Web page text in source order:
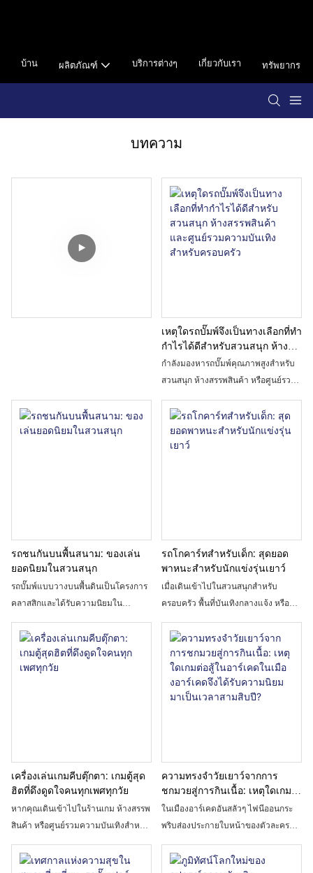
บ้าน ผลิตภัณฑ์ บริการต่างๆ เกี่ยวกับเรา ทรัพยากร
บทความ
เหตุใดรถบั๊มพ์จึงเป็นทางเลือกที่ทำ
กำไรได้ดีสำหรับสวนสนุก ห้าง
สรรพสินค้า และศูนย์รวมความ
บันเทิงสำหรับครอบครัว
กำลังมองหารถบั๊มพ์คุณภาพสูงสำหรับ
สวนสนุก ห้างสรรพสินค้า หรือศูนย์รวม
อยู่ใช่ไหม? เรียนรู้ว่าทำไมรถบั๊มพ์ไฟฟ้า
จึงเป็นเครื่องเล่นที่ทำกำไร ปลอดภัย
และดึงดูดใจ และวิธีการเลือกผู้ผลิตที่
รถชนกันบนพื้นสนาม: ของเล่น
ยอดนิยมในสวนสนุก
รถบั๊มพ์แบบวางบนพื้นดินเป็นโครงการ
คลาสสิกและได้รับความนิยมใน
เทคโนโลยีหลักในการออกแบบระบบ
จ่ายไฟจากพื้นดินเพื่อก้าวข้ามข้อจำกัด
ด้านการใช้งานและประสบการณ์ของรถ
การเล่นเกมที่สมจริงให้กับครอบครัวและ
เยาวชนเท่านั้น แต่ยังเป็นเครื่องมือสร้าง
รายได้สำหรับสวนสนุกในร่มและกลาง
แจ้งด้วยคุณลักษณะของการบำรุงรักษา
ลูกค้าอย่างรวดเร็ว จึงเป็นโครงการที่ผู้
รถโกคาร์ทสำหรับเด็ก: สุดยอด
พาหนะสำหรับนักแข่งรุ่นเยาว์
เมื่อเดินเข้าไปในสวนสนุกสำหรับ
ครอบครัว พื้นที่บันเทิงกลางแจ้ง หรือ
กลุ่มรถขนาดเล็กสีสันสดใสกำลังวิ่งด้วย
ความเร็วสูงไปตามสนามแข่งที่มีธีม
ต่างๆ – นั่นก็คือรถโกคาร์ทสำหรับเด็ก
รถแข่งขนาดเล็กเหล่านี้ได้รับการ
ออกแบบมาโดยเฉพาะสำหรับนักขับรุ่น
ดาๆ ให้กลายเป็นการผจญภัยที่น่าจดจำ
การขับโกคาร์ทสำหรับเด็กไม่ใช่แค่การ
ขับขี่ที่ตื่นเต้นเร้าใจเท่านั้น แต่ยังช่วยให้
เด็กๆ ได้สัมผัสถึงความเป็นอิสระขณะ
เป็นเด็กวัยหัดเดินที่นั่งอยู่หลังพวงมาลัย
เครื่องเล่นเกมคีบตุ๊กตา: เกมตู้สุด
ฮิตที่ดึงดูดใจคนทุกเพศทุกวัย
หากคุณเดินเข้าไปในร้านเกม ห้างสรรพ
สินค้า หรือศูนย์รวมความบันเทิงสำหรับ
สดใสเรืองแสงเรียงรายอยู่ ซึ่งดึงดูดผู้คน
ความทรงจำวัยเยาว์จากการ
ชกมวยสู่การกินเนื้อ: เหตุใดเกม
ต่อสู้ในอาร์เคดในเมืองอาร์เคดจึง
ได้รับความนิยมมาเป็นเวลา
ในเมืองอาร์เคดอันสลัวๆ ไฟนีออนกระ
พริบส่องประกายใบหน้าของตัวละคร
หนาแน่นที่สุดมักจะล้อมรอบอาร์เคด